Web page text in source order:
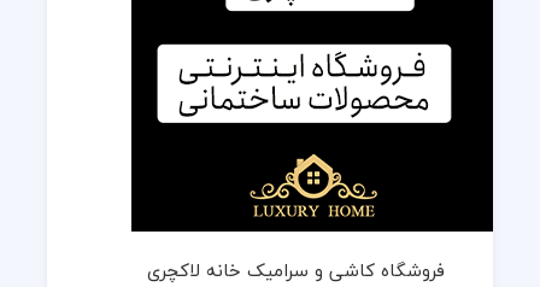
فروشگاه کاشی و سرامیک خانه لاکچری